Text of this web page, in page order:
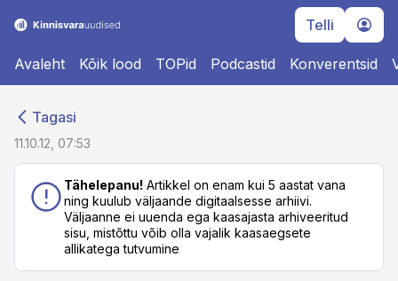
Telli
Avaleht Kõik lood TOPid Podcastid Konverentsid
Tagasi
11.10.12, 07:53
Tähelepanu! Artikkel on enam kui 5 aastat vana
ning kuulub väljaande digitaalsesse arhiivi.
Väljaanne ei uuenda ega kaasajasta arhiveeritud
sisu, mistõttu võib olla vajalik kaasaegsete
allikatega tutvumine